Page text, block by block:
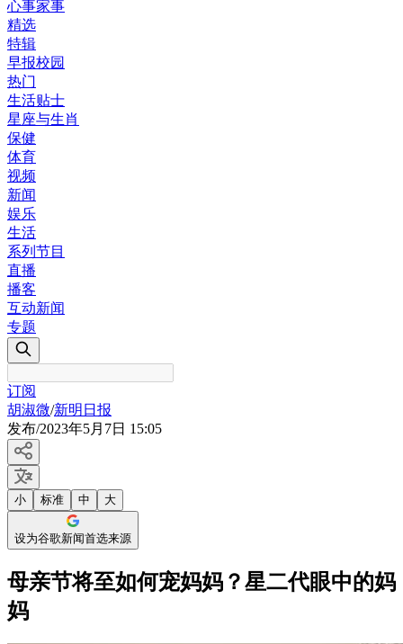
心事家事
精选
特辑
早报校园
热门
生活贴士
星座与生肖
保健
体育
视频
新闻
娱乐
生活
系列节目
直播
播客
互动新闻
专题
订阅
胡淑微/新明日报
发布/2023年5月7日 15:05
小 标准 中 大
设为谷歌新闻首选来源
母亲节将至如何宠妈妈？星二代眼中的妈
妈